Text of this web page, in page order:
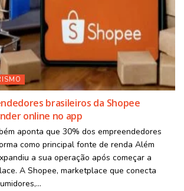
brasileiros da Shopee
online no app
aponta que 30% dos empreendedores
como principal fonte de renda Além
a sua operação após começar a
A Shopee, marketplace que conecta